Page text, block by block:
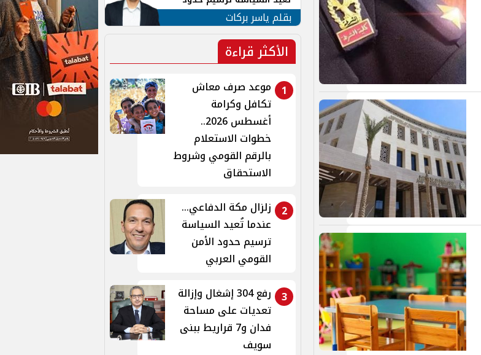
الأمن القومي العربي
بقلم ياسر بركات
الأكثر قراءة
1
موعد صرف معاش
تكافل وكرامة
أغسطس 2026..
خطوات الاستعلام
بالرقم القومي وشروط
الاستحقاق
2
زلزال مكة الدفاعي...
عندما تُعيد السياسة
ترسيم حدود الأمن
القومي العربي
3
رفع 304 إشغال وإزالة
تعديات على مساحة
فدان و7 قراريط ببنى
سويف